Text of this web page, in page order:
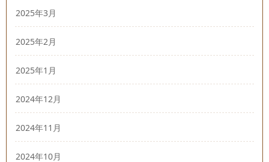
2025年3月
2025年2月
2025年1月
2024年12月
2024年11月
2024年10月